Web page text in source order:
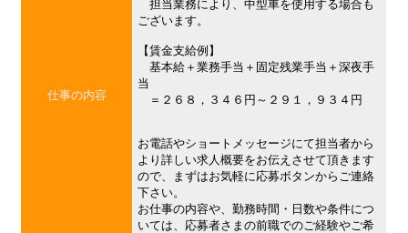
仕事の内容
担当業務により、中型車を使用する場合も
ございます。
【賃金支給例】
基本給＋業務手当＋固定残業手当＋深夜手
当
＝２６８，３４６円～２９１，９３４円
お電話やショートメッセージにて担当者から
より詳しい求人概要をお伝えさせて頂きます
ので、まずはお気軽に応募ボタンからご連絡
下さい。
お仕事の内容や、勤務時間・日数や条件につ
いては、応募者さまの前職でのご経験やご希